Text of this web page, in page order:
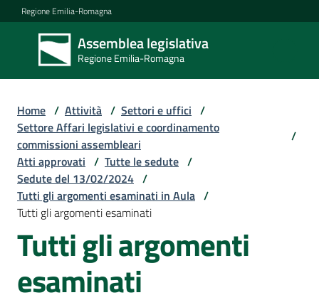
Vai al contenuto
Vai alla navigazione
Vai al footer
Regione Emilia-Romagna
Assemblea legislativa
Regione Emilia-Romagna
Assemblea
legislativa
Regione Emilia-
Assemblea
Attività
Home / Attività / Settori e uffici /
Settore Affari legislativi e coordinamento
commissioni assembleari
/
Atti approvati / Tutte le sedute /
Sedute del 13/02/2024 /
Tutti gli argomenti esaminati in Aula /
Tutti gli argomenti esaminati
Tutti gli argomenti
esaminati